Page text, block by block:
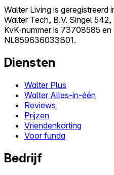
Walter Living is geregistreerd
Walter Tech, B.V. Singel 542,
KvK-nummer is 73708585
NL859636033B01.
Diensten
Walter Plus
Walter Alles-in-één
Reviews
Prijzen
Vriendenkorting
Voor funda
Bedrijf